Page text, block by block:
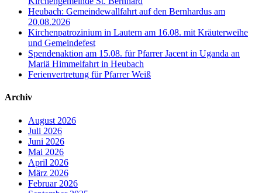
Heubach: Gemeindewallfahrt auf den Bernhardus am
20.08.2026
Kirchenpatrozinium in Lautern am 16.08. mit Kräuterweihe
und Gemeindefest
Spendenaktion am 15.08. für Pfarrer Jacent in Uganda an
Mariä Himmelfahrt in Heubach
Ferienvertretung für Pfarrer Weiß
Archiv
August 2026
Juli 2026
Juni 2026
Mai 2026
April 2026
März 2026
Februar 2026